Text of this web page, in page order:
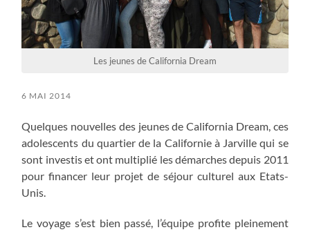
Les jeunes de California Dream
6 MAI 2014
Quelques nouvelles des jeunes de California Dream, ces
adolescents du quartier de la Californie à Jarville qui se
sont investis et ont multiplié les démarches depuis 2011
pour financer leur projet de séjour culturel aux Etats-
Unis.
Le voyage s’est bien passé, l’équipe profite pleinement